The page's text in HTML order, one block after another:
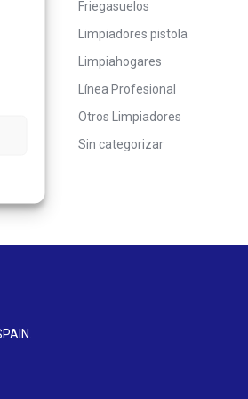
Friegasuelos
Limpiadores pistola
Limpiahogares
Línea Profesional
Otros Limpiadores
Sin categorizar